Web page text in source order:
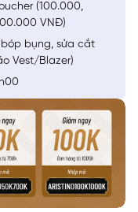
(100.000,
VNĐ)
bụng, sửa cắt
Vest/Blazer)